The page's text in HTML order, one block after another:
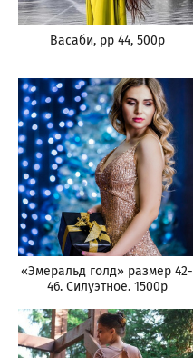
Васаби, рр 44, 500р
«Эмеральд голд» размер 42-
46. Силуэтное. 1500р